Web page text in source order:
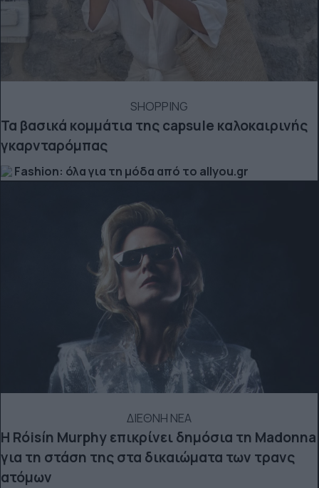
SHOPPING
Τα βασικά κομμάτια της capsule καλοκαιρινής
γκαρνταρόμπας
Fashion: όλα για τη μόδα από το allyou.gr
ΔΙΕΘΝΗ ΝΕΑ
Η Róisín Murphy επικρίνει δημόσια τη Madonna
για τη στάση της στα δικαιώματα των τρανς
ατόμων